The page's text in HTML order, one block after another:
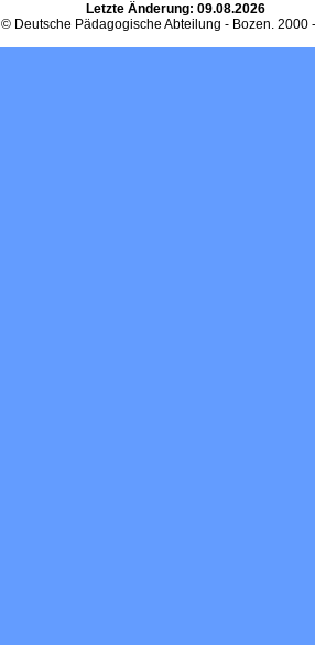
Letzte Änderung: 09.08.2026
© Deutsche Pädagogische Abteilung - Bozen. 2000